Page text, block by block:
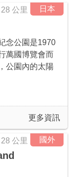
日本
公里
念公園是1970
萬國博覽會而
公園內的太陽
更多資訊
國外
公里